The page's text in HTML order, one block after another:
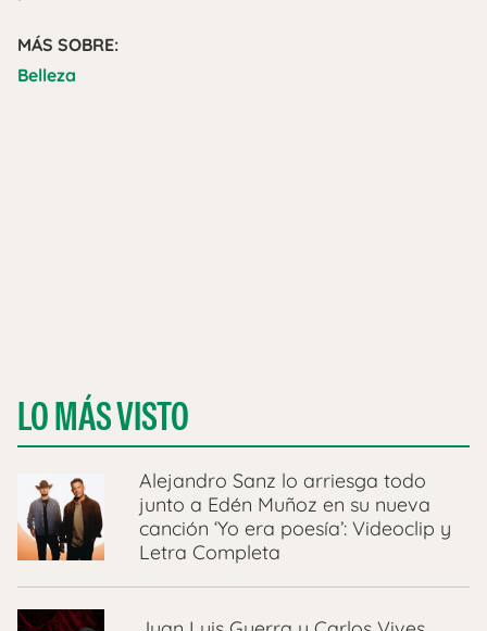
MÁS SOBRE:
Belleza
LO MÁS VISTO
Alejandro Sanz lo arriesga todo
junto a Edén Muñoz en su nueva
canción ‘Yo era poesía’: Videoclip y
Letra Completa